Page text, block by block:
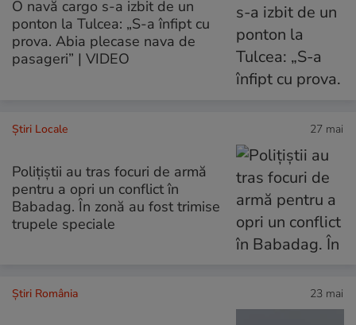
O navă cargo s-a izbit de un
ponton la Tulcea: „S-a înfipt cu
prova. Abia plecase nava de
pasageri” | VIDEO
Știri Locale 27 mai
Polițiștii au tras focuri de armă
pentru a opri un conflict în
Babadag. În zonă au fost trimise
trupele speciale
Știri România 23 mai